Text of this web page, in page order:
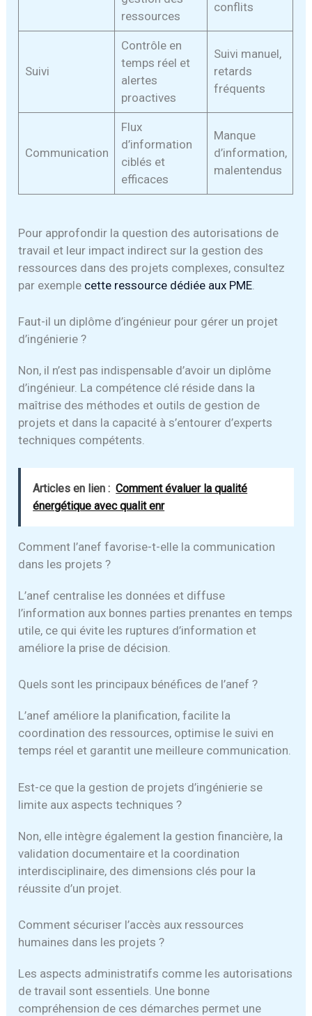
ressources
conflits
Suivi
Contrôle en
temps réel et
alertes
proactives
Suivi manuel,
retards
fréquents
Communication
Flux
d’information
ciblés et
efficaces
Manque
d’information,
malentendus
Pour approfondir la question des autorisations de
travail et leur impact indirect sur la gestion des
ressources dans des projets complexes, consultez
par exemple cette ressource dédiée aux PME
Faut-il un diplôme d’ingénieur pour gérer un projet
d’ingénierie ?
Non, il n’est pas indispensable d’avoir un diplôme
d’ingénieur. La compétence clé réside dans la
maîtrise des méthodes et outils de gestion de
projets et dans la capacité à s’entourer d’experts
techniques compétents.
Articles en lien : Comment évaluer la qualité
énergétique avec qualit enr
Comment l’anef favorise-t-elle la communication
dans les projets ?
L’anef centralise les données et diffuse
l’information aux bonnes parties prenantes en temps
utile, ce qui évite les ruptures d’information et
améliore la prise de décision.
Quels sont les principaux bénéfices de l’anef ?
L’anef améliore la planification, facilite la
coordination des ressources, optimise le suivi en
temps réel et garantit une meilleure communication.
Est-ce que la gestion de projets d’ingénierie se
limite aux aspects techniques ?
Non, elle intègre également la gestion financière, la
validation documentaire et la coordination
interdisciplinaire, des dimensions clés pour la
réussite d’un projet.
Comment sécuriser l’accès aux ressources
humaines dans les projets ?
Les aspects administratifs comme les autorisations
de travail sont essentiels. Une bonne
compréhension de ces démarches permet une